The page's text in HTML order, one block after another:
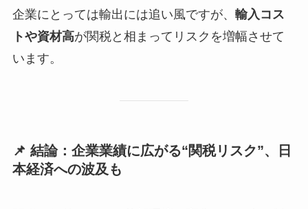
企業にとっては輸出には追い風ですが、 輸入コス
トや資材高が関税と相まってリスクを増幅させて
います。
📌 結論：企業業績に広がる“関税リスク”、日
本経済への波及も